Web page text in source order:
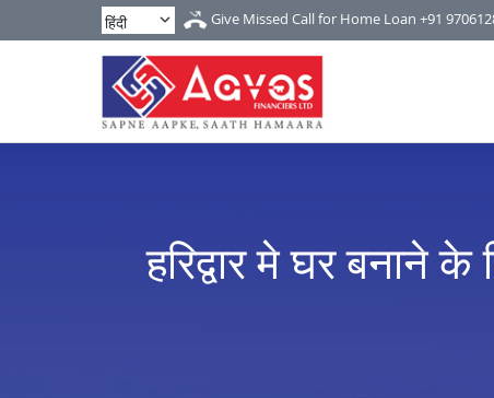
Give Missed Call for Home Loan +91
हरिद्वार मे घर बनाने के